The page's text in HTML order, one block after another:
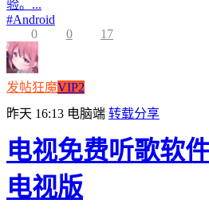
验。...
#Android
0
0 17
发帖狂魔VIP2
昨天 16:13 电脑端 转载分享
电视免费听歌软
电视版